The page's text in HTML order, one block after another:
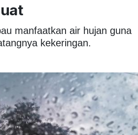
manfaatkan air hujan guna
kekeringan.